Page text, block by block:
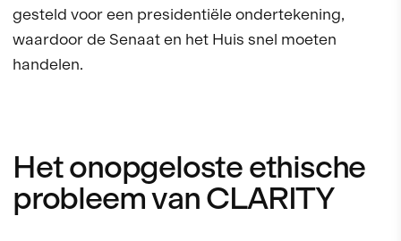
gesteld voor een presidentiële ondertekening,
waardoor de Senaat en het Huis snel moeten
handelen.
Het onopgeloste ethische
probleem van CLARITY